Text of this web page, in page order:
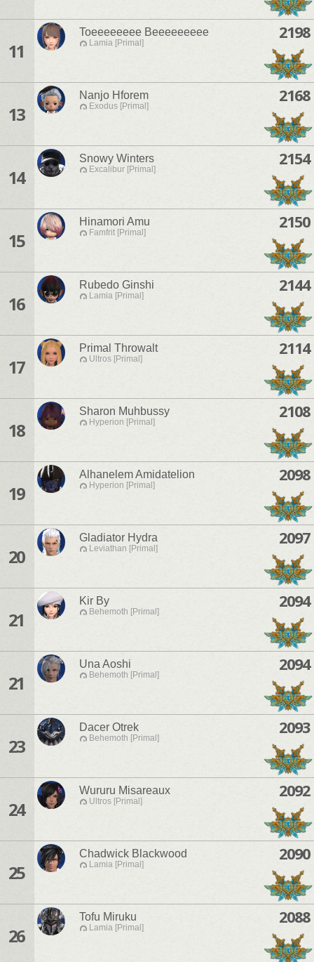
11
Toeeeeeeee Beeeeeeeee
Lamia [Primal]
2198
13
Nanjo Hforem
Exodus [Primal]
2168
14
Snowy Winters
Excalibur [Primal]
2154
15
Hinamori Amu
Famfrit [Primal]
2150
16
Rubedo Ginshi
Lamia [Primal]
2144
17
Primal Throwalt
Ultros [Primal]
2114
18
Sharon Muhbussy
Hyperion [Primal]
2108
19
Alhanelem Amidatelion
Hyperion [Primal]
2098
20
Gladiator Hydra
Leviathan [Primal]
2097
21
Kir By
Behemoth [Primal]
2094
21
Una Aoshi
Behemoth [Primal]
2094
23
Dacer Otrek
Behemoth [Primal]
2093
24
Wururu Misareaux
Ultros [Primal]
2092
25
Chadwick Blackwood
Lamia [Primal]
2090
26
Tofu Miruku
Lamia [Primal]
2088